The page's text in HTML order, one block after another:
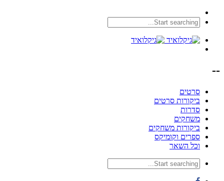
--
סרטים
ביקורות סרטים
סדרות
משחקים
ביקורות משחקים
ספרים וקומיקס
וכל השאר